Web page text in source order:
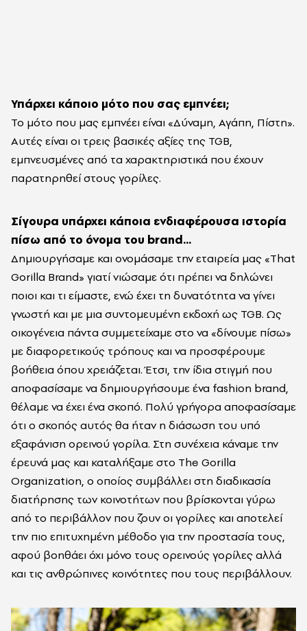
Υπάρχει κάποιο μότο που σας εμπνέει;
Το μότο που μας εμπνέει είναι «Δύναμη, Αγάπη, Πίστη».
Αυτές είναι οι τρεις βασικές αξίες της TGB,
εμπνευσμένες από τα χαρακτηριστικά που έχουν
παρατηρηθεί στους γορίλες.
Σίγουρα υπάρχει κάποια ενδιαφέρουσα ιστορία
πίσω από το όνομα του brand…
Δημιουργήσαμε και ονομάσαμε την εταιρεία μας «That
Gorilla Brand» γιατί νιώσαμε ότι πρέπει να δηλώνει
ποιοι και τι είμαστε, ενώ έχει τη δυνατότητα να γίνει
γνωστή και με μια συντομευμένη εκδοχή ως TGB. Ως
οικογένεια πάντα συμμετείχαμε στο να «δίνουμε πίσω»
με διαφορετικούς τρόπους και να προσφέρουμε
βοήθεια όπου χρειάζεται. Έτσι, την ίδια στιγμή που
αποφασίσαμε να δημιουργήσουμε ένα fashion brand,
θέλαμε να έχει ένα σκοπό. Πολύ γρήγορα αποφασίσαμε
ότι ο σκοπός αυτός θα ήταν η διάσωση του υπό
εξαφάνιση ορεινού γορίλα. Στη συνέχεια κάναμε την
έρευνά μας και καταλήξαμε στο The Gorilla
Organization, ο οποίος συμβάλλει στη διαδικασία
διατήρησης των κοινοτήτων που βρίσκονται γύρω
από το περιβάλλον που ζουν οι γορίλες και αποτελεί
την πιο επιτυχημένη μέθοδο για την προστασία τους,
αφού βοηθάει όχι μόνο τους ορεινούς γορίλες αλλά
και τις ανθρώπινες κοινότητες που τους περιβάλλουν.